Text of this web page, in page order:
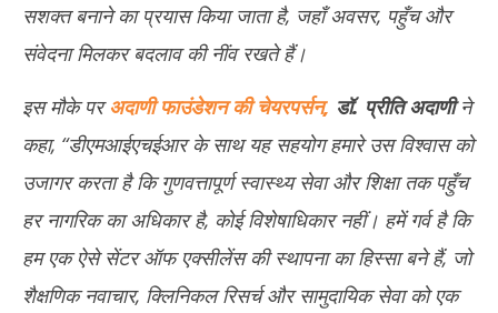
सशक्त बनाने का प्रयास किया जाता है, जहाँ अवसर, पहुँच और
संवेदना मिलकर बदलाव की नींव रखते हैं।
इस मौके परअदाणी फाउंडेशन की चेयरपर्सन, डॉ. प्रीति अदाणीने
कहा, “डीएमआईएचईआर के साथ यह सहयोग हमारे उस विश्वास को
उजागर करता है कि गुणवत्तापूर्ण स्वास्थ्य सेवा और शिक्षा तक पहुँच
हर नागरिक का अधिकार है, कोई विशेषाधिकार नहीं। हमें गर्व है कि
हम एक ऐसे सेंटर ऑफ एक्सीलेंस की स्थापना का हिस्सा बने हैं, जो
शैक्षणिक नवाचार, क्लिनिकल रिसर्च और सामुदायिक सेवा को एक